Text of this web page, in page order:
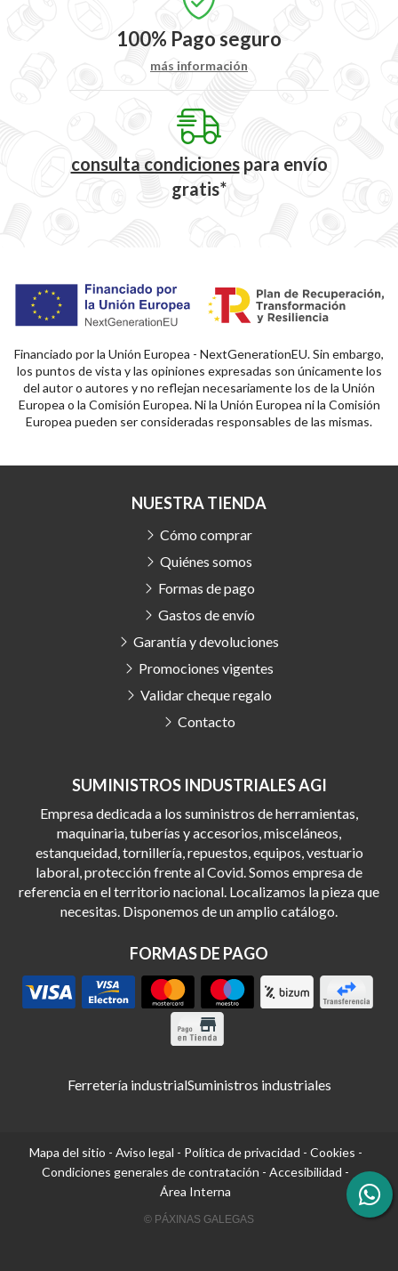
100% Pago seguro
más información
consulta condicionespara envío
gratis*
Financiado por la Unión Europea - NextGenerationEU. Sin embargo,
los puntos de vista y las opiniones expresadas son únicamente los
del autor o autores y no reflejan necesariamente los de la Unión
Europea o la Comisión Europea. Ni la Unión Europea ni la Comisión
Europea pueden ser consideradas responsables de las mismas.
SUMINISTROS INDUSTRIALES AGI
Empresa dedicada a los suministros de herramientas,
maquinaria, tuberías y accesorios, misceláneos,
estanqueidad, tornillería, repuestos, equipos, vestuario
laboral, protección frente al Covid. Somos empresa de
referencia en el territorio nacional. Localizamos la pieza que
necesitas. Disponemos de un amplio catálogo.
FORMAS DE PAGO
NUESTRA TIENDA
Cómo comprar
Quiénes somos
Formas de pago
Gastos de envío
Garantía y devoluciones
Promociones vigentes
Validar cheque regalo
Contacto
Ferretería industrialSuministros industriales
Mapa del sitio - Aviso legal - Política de privacidad - Cookies -
Condiciones generales de contratación - Accesibilidad -
Área Interna
© PÁXINAS GALEGAS